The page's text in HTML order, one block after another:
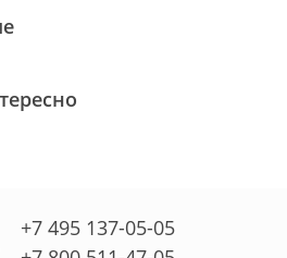
+7 495 137-05-05